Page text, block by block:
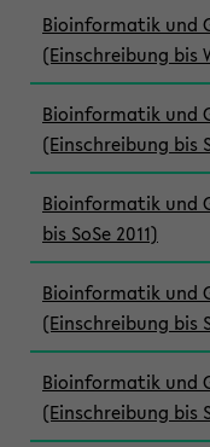
Bioinformatik und
(Einschreibung bis
Bioinformatik und
(Einschreibung bis
Bioinformatik und
bis SoSe 2011)
Bioinformatik und
(Einschreibung bis
Bioinformatik und
(Einschreibung bis